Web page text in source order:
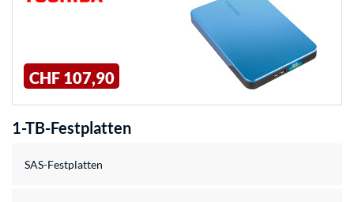
CHF 107,90
1-TB-Festplatten
SAS-Festplatten